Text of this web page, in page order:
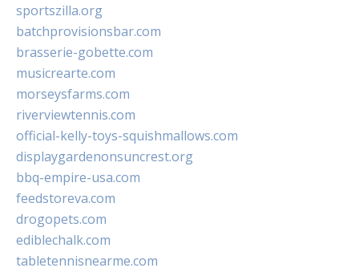
sportszilla.org
batchprovisionsbar.com
brasserie-gobette.com
musicrearte.com
morseysfarms.com
riverviewtennis.com
official-kelly-toys-squishmallows.com
displaygardenonsuncrest.org
bbq-empire-usa.com
feedstoreva.com
drogopets.com
ediblechalk.com
tabletennisnearme.com